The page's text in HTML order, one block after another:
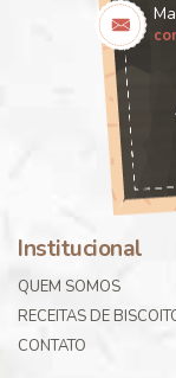
Institucional
QUEM SOMOS
RECEITAS DE
CONTATO